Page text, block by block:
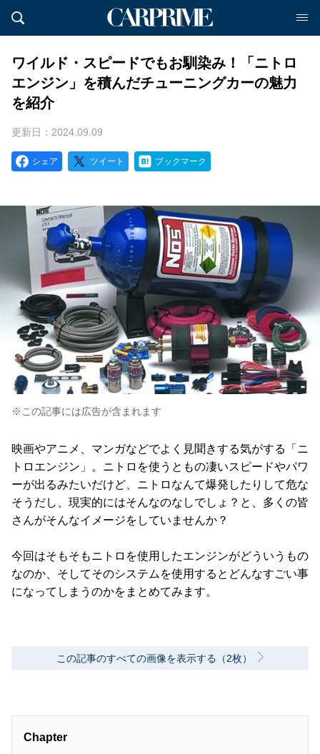
ワイルド・スピードでもお馴染み！「ニトロ
エンジン」を積んだチューニングカーの魅力
を紹介
更新日：2024.09.09
シェア ツイート ブックマーク
※この記事には広告が含まれます
映画やアニメ、マンガなどでよく見聞きする気がする「ニ
トロエンジン」。ニトロを使うともの凄いスピードやパワ
ーが出るみたいだけど、ニトロなんて爆発したりして危な
そうだし、現実的にはそんなのなしでしょ？と、多くの皆
さんがそんなイメージをしていませんか？
今回はそもそもニトロを使用したエンジンがどういうもの
なのか、そしてそのシステムを使用するとどんなすごい事
になってしまうのかをまとめてみます。
この記事のすべての画像を表示する（2枚）
Chapter